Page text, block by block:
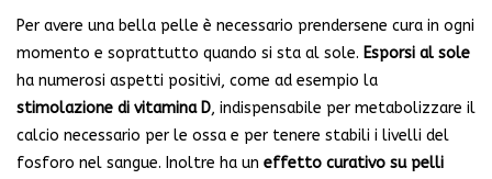
Per avere una bella pelle è necessario prendersene cura in ogni
momento e soprattutto quando si sta al sole. Esporsi al sole
ha numerosi aspetti positivi, come ad esempio la
stimolazione di vitamina D, indispensabile per metabolizzare il
calcio necessario per le ossa e per tenere stabili i livelli del
fosforo nel sangue. Inoltre ha un effetto curativo su pelli